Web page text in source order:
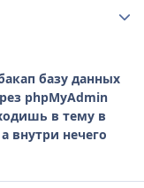
базу данных
phpMyAdmin
в тему в
внутри нечего